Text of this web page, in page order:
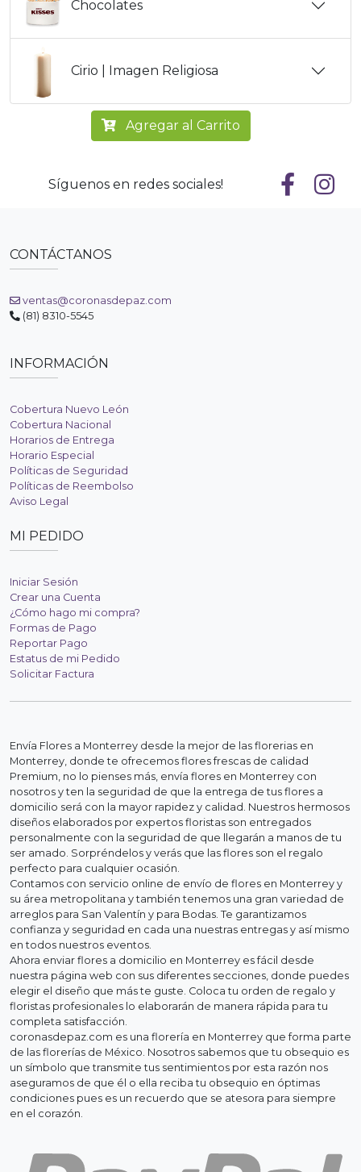
Chocolates
Cirio | Imagen Religiosa
Agregar al Carrito
Síguenos en redes sociales!
CONTÁCTANOS
ventas@coronasdepaz.com
(81) 8310-5545
INFORMACIÓN
Cobertura Nuevo León
Cobertura Nacional
Horarios de Entrega
Horario Especial
Políticas de Seguridad
Políticas de Reembolso
Aviso Legal
MI PEDIDO
Iniciar Sesión
Crear una Cuenta
¿Cómo hago mi compra?
Formas de Pago
Reportar Pago
Estatus de mi Pedido
Solicitar Factura
Envía Flores a Monterrey desde la mejor de las florerias en
Monterrey, donde te ofrecemos flores frescas de calidad
Premium, no lo pienses más, envía flores en Monterrey con
nosotros y ten la seguridad de que la entrega de tus flores a
domicilio será con la mayor rapidez y calidad. Nuestros hermosos
diseños elaborados por expertos floristas son entregados
personalmente con la seguridad de que llegarán a manos de tu
ser amado. Sorpréndelos y verás que las flores son el regalo
perfecto para cualquier ocasión.
Contamos con servicio online de envío de flores en Monterrey y
su área metropolitana y también tenemos una gran variedad de
arreglos para San Valentín y para Bodas. Te garantizamos
confianza y seguridad en cada una nuestras entregas y así mismo
en todos nuestros eventos.
Ahora enviar flores a domicilio en Monterrey es fácil desde
nuestra página web con sus diferentes secciones, donde puedes
elegir el diseño que más te guste. Coloca tu orden de regalo y
floristas profesionales lo elaborarán de manera rápida para tu
completa satisfacción.
coronasdepaz.com es una florería en Monterrey que forma parte
de las florerías de México. Nosotros sabemos que tu obsequio es
un símbolo que transmite tus sentimientos por esta razón nos
aseguramos de que él o ella reciba tu obsequio en óptimas
condiciones pues es un recuerdo que se atesora para siempre
en el corazón.